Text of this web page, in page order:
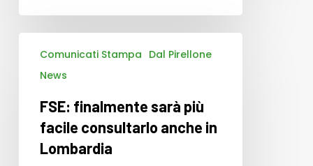
finalmente
facile
consultarlo
anche
Comunicati Stampa Dal Pirellone
News
FSE: finalmente sarà più
facile consultarlo anche in
Lombardia